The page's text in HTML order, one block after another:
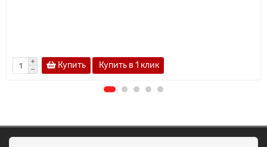
Купить Купить в 1 клик
ОКЕАН ТРЕЙД